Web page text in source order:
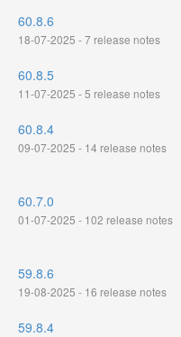
60.8.6
18-07-2025 - 7 release notes
60.8.5
11-07-2025 - 5 release notes
60.8.4
09-07-2025 - 14 release notes
60.7.0
01-07-2025 - 102 release notes
59.8.6
19-08-2025 - 16 release notes
59.8.4